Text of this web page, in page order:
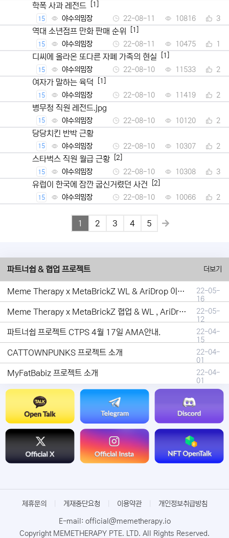
학폭 사과 레전드 [1]
15 야수의밈장 22-08-11 10816 3
역대 소년점프 만화 판매 순위 [1]
15 야수의밈장 22-08-11 10475 1
디씨에 올라온 또다른 자폐 가족의 현실 [1]
15 야수의밈장 22-08-10 11533 2
여자가 말하는 육덕 [1]
15 야수의밈장 22-08-10 11419 2
병무청 직원 레전드.jpg
15 야수의밈장 22-08-10 10120 2
당당치킨 반박 근황
15 야수의밈장 22-08-10 10307 2
스타벅스 직원 월급 근황 [2]
15 야수의밈장 22-08-10 10308 3
유럽이 한국에 잠깐 굽신거렸던 사건 [2]
15 야수의밈장 22-08-10 10066 2
1 2 3 4 5
파트너쉽 & 협업 프로젝트 더보기
Meme Therapy x MetaBrickZ WL & AriDrop 이벤트 결과안내!
22-05-
16
Meme Therapy x MetaBrickZ 협업 & WL , AriDrop 이벤트 안내
22-05-
12
파트너쉽 프로젝트 CTPS 4월 17일 AMA안내.
22-04-
15
CATTOWNPUNKS 프로젝트 소개
22-04-
01
MyFatBabiz 프로젝트 소개
22-04-
01
제휴문의 게재중단요청 이용약관 개인정보취급방침
E-mail: official@memetherapy.io
Copyright MEMETHERAPY PTE. LTD. All Rights Reserved.